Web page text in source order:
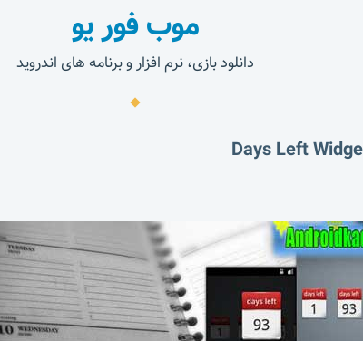
موب فور یو
دانلود بازی، نرم افزار و برنامه های اندروید